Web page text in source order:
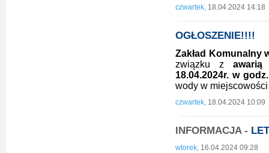
czwartek, 18.04.2024 14:18
OGŁOSZENIE!!!!
Zakład Komunalny
związku z awarią
18.04.2024r. w
wody w
czwartek, 18.04.2024 10:09
INFORMACJA -
wtorek, 16.04.2024 09:28